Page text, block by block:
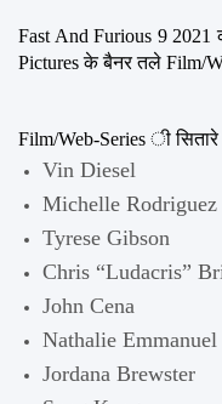
Fast And Furious 9 2021
Pictures के बैनर तले Film/
Film/Web-Series ी सितारे
Vin Diesel
Michelle Rodriguez
Tyrese Gibson
Chris “Ludacris”
John Cena
Nathalie Emmanuel
Jordana Brewster